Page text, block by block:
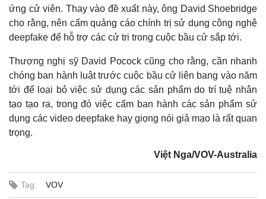
Hồ sơ
E-Magazine
Infographic
ứng cử viên. Thay vào đề xuất này, ông David Shoebridge
cho rằng, nên cấm quảng cáo chính trị sử dụng công nghệ
deepfake để hỗ trợ các cử tri trong cuộc bầu cử sắp tới.
Thượng nghị sỹ David Pocock cũng cho rằng, cần nhanh
chóng ban hành luật trước cuộc bầu cử liên bang vào năm
tới để loại bỏ việc sử dụng các sản phẩm do trí tuệ nhân
tạo tạo ra, trong đó việc cấm ban hành các sản phẩm sử
dụng các video deepfake hay giọng nói giả mạo là rất quan
trọng.
Việt Nga/VOV-Australia
Tag: VOV